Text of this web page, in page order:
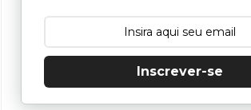
Inscrever-se